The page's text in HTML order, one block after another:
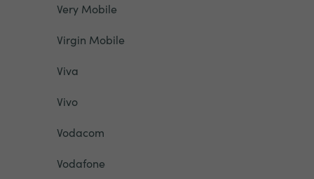
Very Mobile
Virgin Mobile
Viva
Vivo
Vodacom
Vodafone